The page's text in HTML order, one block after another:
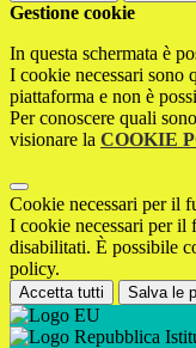
Gestione cookie
In questa schermata è
I cookie necessari sono
piattaforma e non è
Per conoscere quali
visionare la COOKIE
Cookie necessari per il
I cookie necessari per il
disabilitati. È possibile
policy.
Accetta tutti Salva le